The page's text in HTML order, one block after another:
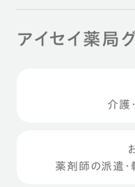
アイセイ薬局
介護
薬剤師の派遣